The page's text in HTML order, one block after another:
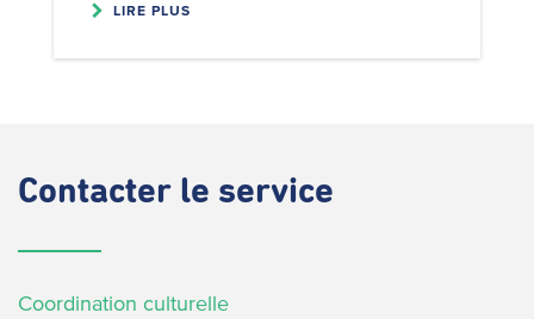
LIRE PLUS
Contacter le service
Coordination culturelle